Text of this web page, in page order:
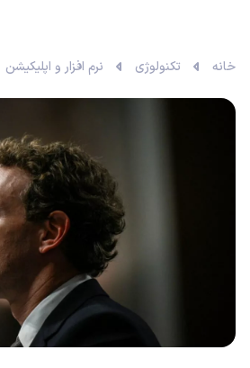
خانه تکنولوژی نرم افزار و اپلیکیشن